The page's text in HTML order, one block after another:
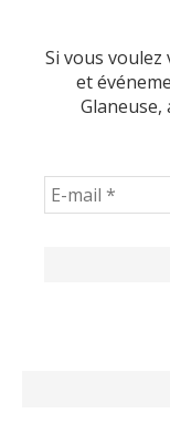
Si vous voulez
et